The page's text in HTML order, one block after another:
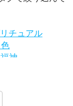
チュアル
神
四獣）・五神獣
和7年）